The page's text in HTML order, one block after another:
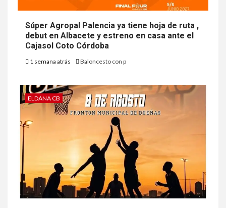
Súper Agropal Palencia ya tiene hoja de ruta ,
debut en Albacete y estreno en casa ante el
Cajasol Coto Córdoba
1 semana atrás Baloncesto con p
ELDANA CB